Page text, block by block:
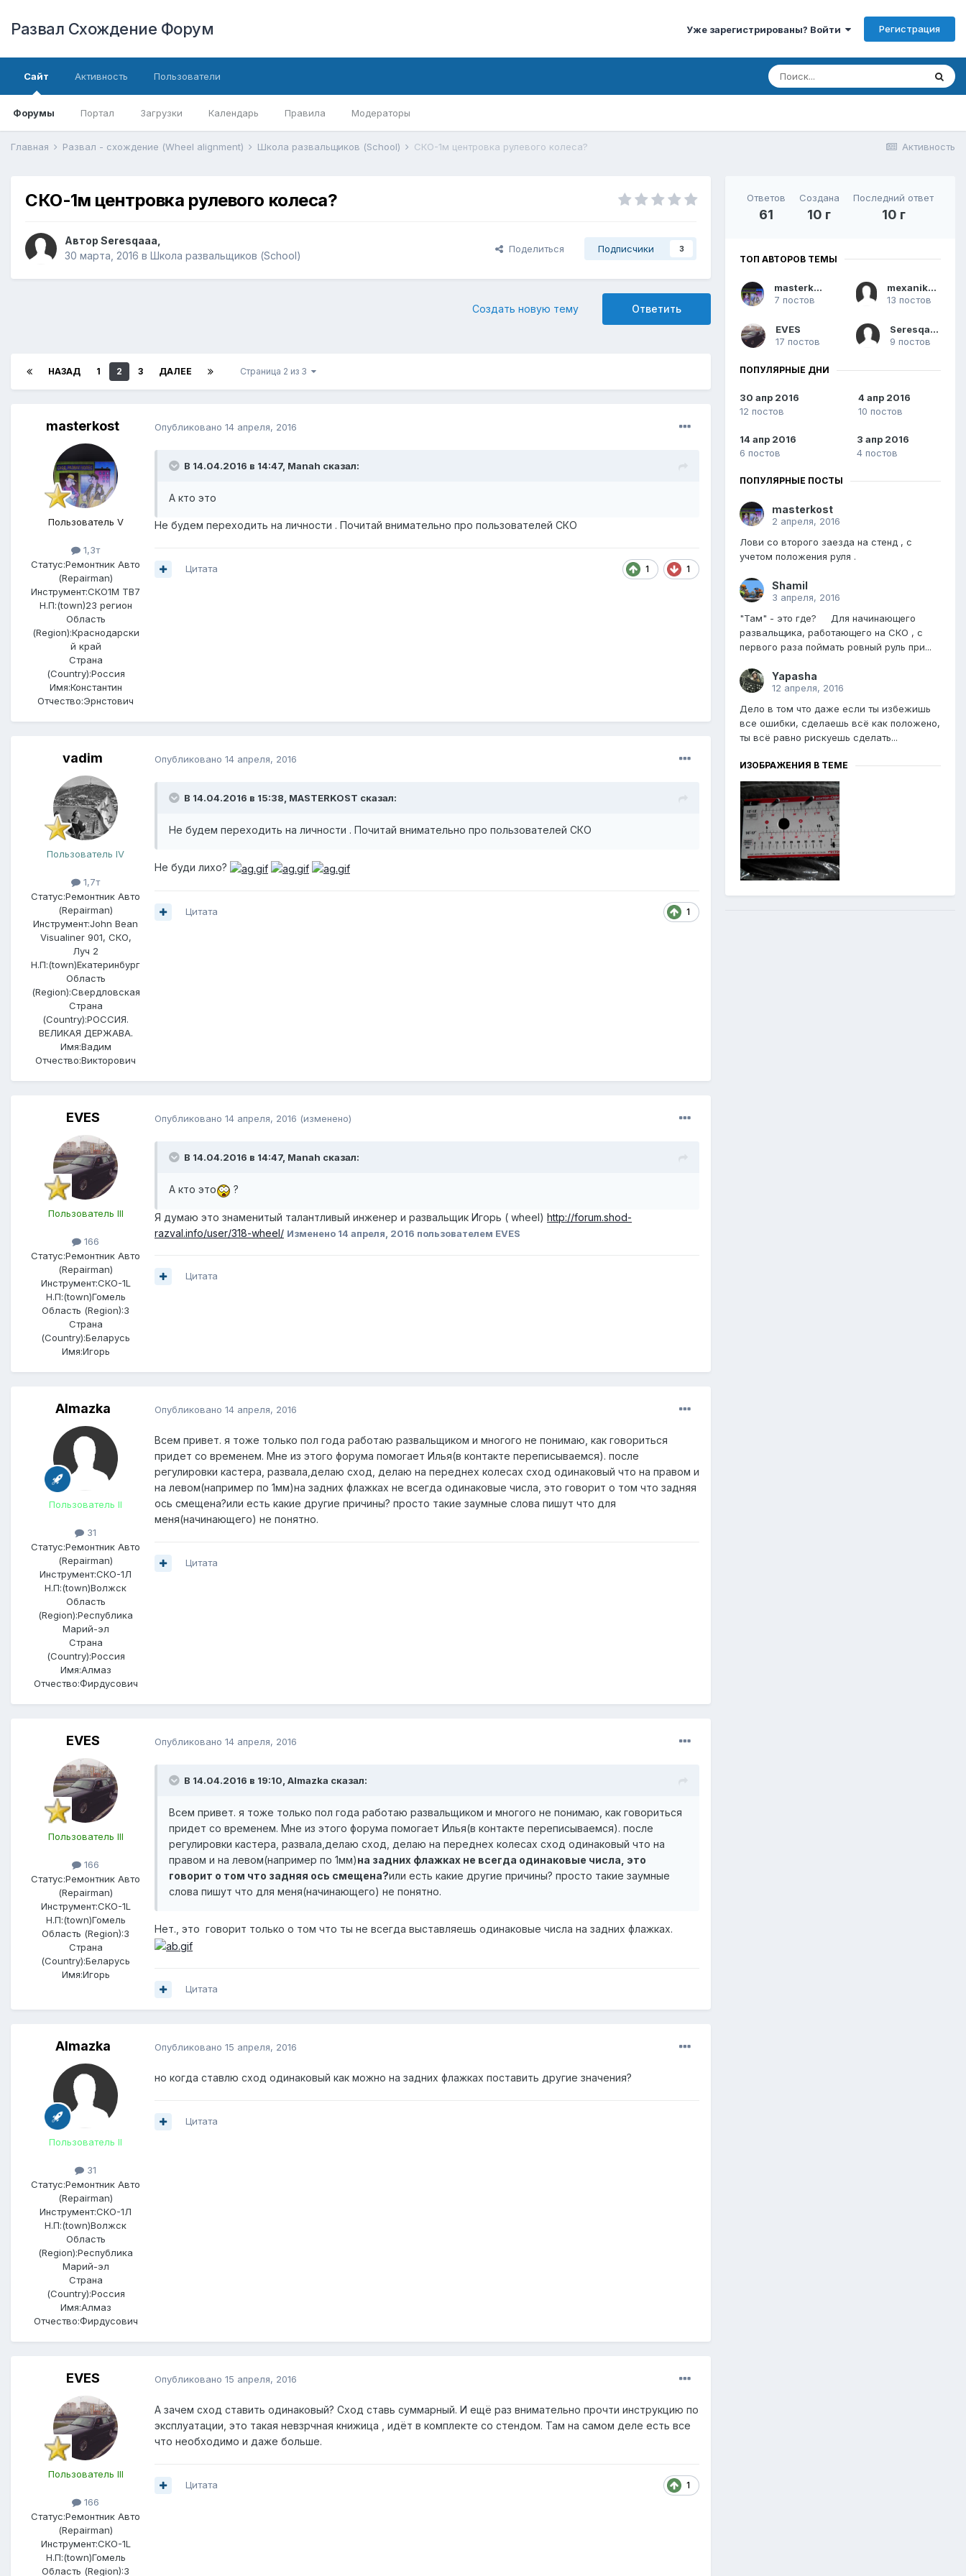
Развал Схождение Форум Уже зарегистрированы? Войти Регистрация
Сайт
Форумы Портал Загрузки Календарь Правила Модераторы
Активность Пользователи
Активность
Главная Развал - схождение (Wheel alignment) Школа развальщиков (School) СКО-1м центровка рулевого колеса?
СКО-1м центровка рулевого колеса?
Автор Seresqaaa
30 марта, 2016 в Школа развальщиков (School)
Поделиться Подписчики 3
Ответить
Создать новую тему
НАЗАД 1 2 3 ДАЛЕЕ Страница 2 из 3
masterkost
Пользователь V
1,3т
Статус:Ремонтник Авто
(Repairman)
Инструмент:СКО1М ТВ7
Н.П:(town)23 регион
Область
(Region):Краснодарски
й край
Страна
(Country):Россия
Имя:Константин
Отчество:Эрнстович
Опубликовано 14 апреля, 2016
В 14.04.2016 в 14:47, Manah сказал:
А кто это
Не будем переходить на личности . Почитай внимательно про пользователей СКО
1 1
Цитата
vadim
Пользователь IV
1,7т
Статус:Ремонтник Авто
(Repairman)
Инструмент:John Bean
Visualiner 901, СКО,
Луч 2
Н.П:(town)Екатеринбург
Область
(Region):Свердловская
Страна
(Country):РОССИЯ.
ВЕЛИКАЯ ДЕРЖАВА.
Имя:Вадим
Отчество:Викторович
Опубликовано 14 апреля, 2016
В 14.04.2016 в 15:38, MASTERKOST сказал:
Не будем переходить на личности . Почитай внимательно про пользователей СКО
Не буди лихо?
1
Цитата
EVES
Пользователь III
166
Статус:Ремонтник Авто
(Repairman)
Инструмент:СКО-1L
Н.П:(town)Гомель
Область (Region):3
Страна
(Country):Беларусь
Имя:Игорь
Опубликовано 14 апреля, 2016 (изменено)
В 14.04.2016 в 14:47, Manah сказал:
А кто это ?
Я думаю это знаменитый талантливый инженер и развальщик Игорь ( wheel) http://forum.shod-
razval.info/user/318-wheel/ Изменено 14 апреля, 2016 пользователем EVES
Цитата
Almazka
Пользователь II
31
Статус:Ремонтник Авто
(Repairman)
Инструмент:СКО-1Л
Н.П:(town)Волжск
Область
(Region):Республика
Марий-эл
Страна
(Country):Россия
Имя:Алмаз
Отчество:Фирдусович
Опубликовано 14 апреля, 2016
Всем привет. я тоже только пол года работаю развальщиком и многого не понимаю, как говориться
придет со временем. Мне из этого форума помогает Илья(в контакте переписываемся). после
регулировки кастера, развала,делаю сход, делаю на переднех колесах сход одинаковый что на правом и
на левом(например по 1мм)на задних флажках не всегда одинаковые числа, это говорит о том что задняя
ось смещена?или есть какие другие причины? просто такие заумные слова пишут что для
меня(начинающего) не понятно.
Цитата
EVES
Пользователь III
166
Статус:Ремонтник Авто
(Repairman)
Инструмент:СКО-1L
Н.П:(town)Гомель
Область (Region):3
Страна
(Country):Беларусь
Имя:Игорь
Опубликовано 14 апреля, 2016
В 14.04.2016 в 19:10, Almazka сказал:
Всем привет. я тоже только пол года работаю развальщиком и многого не понимаю, как говориться
придет со временем. Мне из этого форума помогает Илья(в контакте переписываемся). после
регулировки кастера, развала,делаю сход, делаю на переднех колесах сход одинаковый что на
правом и на левом(например по 1мм)на задних флажках не всегда одинаковые числа, это
говорит о том что задняя ось смещена?или есть какие другие причины? просто такие заумные
слова пишут что для меня(начинающего) не понятно.
Нет., это говорит только о том что ты не всегда выставляешь одинаковые числа на задних флажках.
Цитата
Almazka
Пользователь II
31
Статус:Ремонтник Авто
(Repairman)
Инструмент:СКО-1Л
Н.П:(town)Волжск
Область
(Region):Республика
Марий-эл
Страна
(Country):Россия
Имя:Алмаз
Отчество:Фирдусович
Опубликовано 15 апреля, 2016
но когда ставлю сход одинаковый как можно на задних флажках поставить другие значения?
Цитата
EVES
Пользователь III
166
Статус:Ремонтник Авто
(Repairman)
Инструмент:СКО-1L
Н.П:(town)Гомель
Область (Region):3
Опубликовано 15 апреля, 2016
А зачем сход ставить одинаковый? Сход ставь суммарный. И ещё раз внимательно прочти инструкцию по
эксплуатации, это такая невзрчная книжица , идёт в комплекте со стендом. Там на самом деле есть все
что необходимо и даже больше.
1
Цитата
Ответов
61
Создана
10 г
Последний ответ
10 г
ТОП АВТОРОВ ТЕМЫ
masterkost
7 постов
mexanik000
13 постов
EVES
17 постов
Seresqaaa
9 постов
ПОПУЛЯРНЫЕ ДНИ
30 апр 2016
12 постов
4 апр 2016
10 постов
14 апр 2016
6 постов
3 апр 2016
4 постов
ПОПУЛЯРНЫЕ ПОСТЫ
masterkost
2 апреля, 2016
Лови со второго заезда на стенд , с
учетом положения руля .
Shamil
3 апреля, 2016
"Там" - это где? Для начинающего
развальщика, работающего на СКО , с
первого раза поймать ровный руль при...
Yapasha
12 апреля, 2016
Дело в том что даже если ты избежишь
все ошибки, сделаешь всё как положено,
ты всё равно рискуешь сделать...
ИЗОБРАЖЕНИЯ В ТЕМЕ